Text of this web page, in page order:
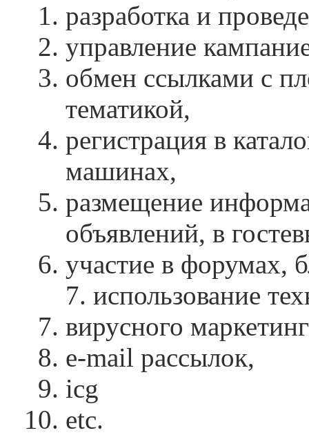
разработка и
управление
обмен ссылками с
тематикой,
регистрация в
машинах,
размещение
объявлений, в
участие в форумах,
7. использование
вирусного
e-mail рассылок,
icg
etc.